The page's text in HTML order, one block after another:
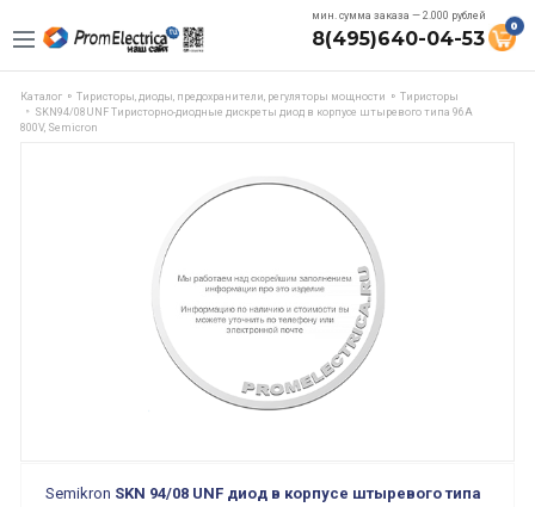
мин. сумма заказа — 2.000 рублей
8(495)640-04-53
0
Каталог Тиристоры, диоды, предохранители, регуляторы мощности
Тиристоры
SKN94/08UNF Тиристорно-диодные дискреты диод в корпусе штыревого типа 96A
800V, Semicron
Semikron SKN 94/08 UNF диод в корпусе штыревого типа